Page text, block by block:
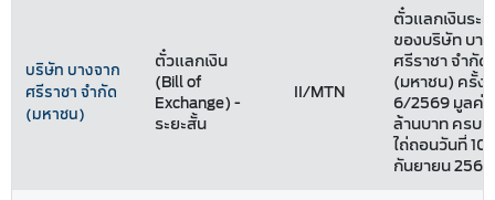
บริษัท บางจาก
ศรีราชา จำกัด
(มหาชน)
ตั๋วแลกเงิน
(Bill of
Exchange) -
ระยะสั้น
II/MTN
ตั๋วแลกเงินระ
ของบริษัท บา
ศรีราชา จำกัด
(มหาชน) ครั้งที่
6/2569 มูลค่า
ล้านบาท ครบ
ไถ่ถอนวันที่ 10
กันยายน 2569